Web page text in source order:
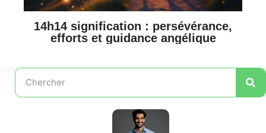
14h14 signification : persévérance,
efforts et guidance angélique